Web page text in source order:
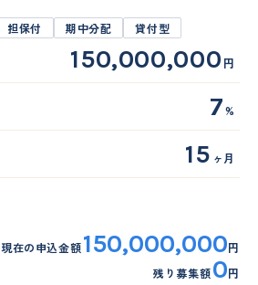
担保付 期中分配 貸付型
150,000,000 円
7%
15 ヶ月
現在の申込金額150,000,000円
残り募集額0円